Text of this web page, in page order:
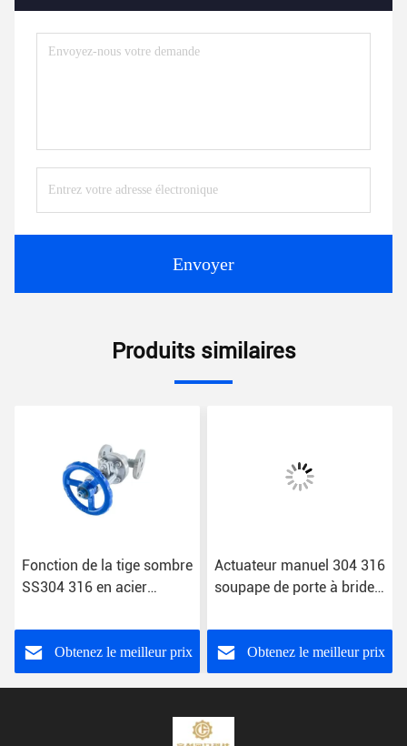
Envoyer
Produits similaires
Fonction de la tige sombre
SS304 316 en acier
Obtenez le meilleur prix
Actuateur manuel 304 316
soupape de porte à bride
personnalisation
Obtenez le meilleur prix